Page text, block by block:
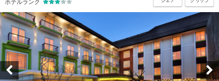
ホテルランク